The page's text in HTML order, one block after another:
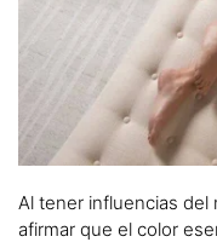
Al tener influencias del
afirmar que el color